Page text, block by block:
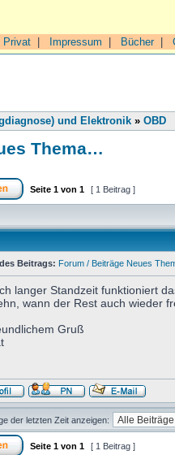
Privat Impressum Bücher|
und Elektronik » OBD
Thema…
Seite 1 von 1 [ 1 Beitrag ]
Beitrags: Forum / Beiträge Neues
langer Standzeit funktioniert
wann der Rest auch wieder
Gruß
der letzten Zeit anzeigen:
Seite 1 von 1 [ 1 Beitrag ]